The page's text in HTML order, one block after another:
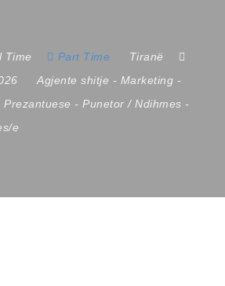
Time Part Time
Tiranë
Agjente shitje - Marketing -
Prezantuese - Punetor / Ndihmes -
e